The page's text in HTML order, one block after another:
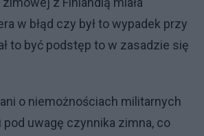
w błąd czy był to wypadek przy
to być podstęp to w zasadzie się
o niemożnościach militarnych
pod uwagę czynnika zimna, co